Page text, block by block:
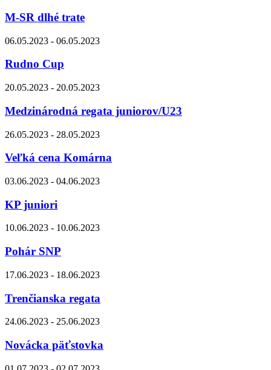
M-SR dlhé trate
06.05.2023 - 06.05.2023
Rudno Cup
20.05.2023 - 20.05.2023
Medzinárodná regata juniorov/U23
26.05.2023 - 28.05.2023
Veľká cena Komárna
03.06.2023 - 04.06.2023
KP juniori
10.06.2023 - 10.06.2023
Pohár SNP
17.06.2023 - 18.06.2023
Trenčianska regata
24.06.2023 - 25.06.2023
Novácka päťstovka